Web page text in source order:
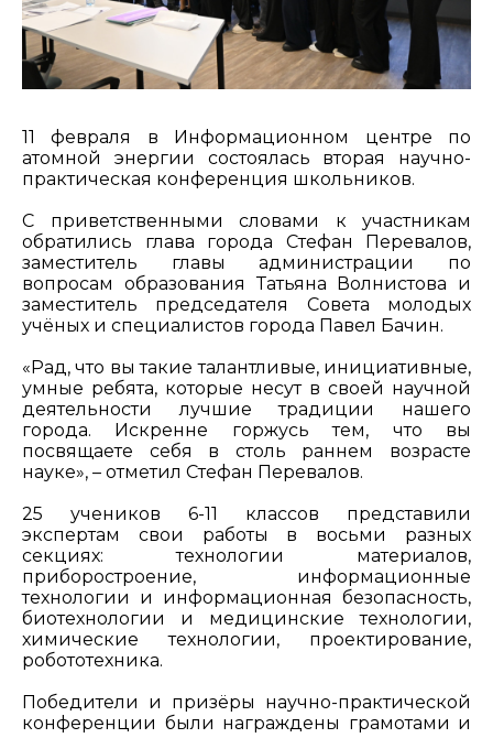
11 февраля в Информационном центре по
атомной энергии состоялась вторая научно-
практическая конференция школьников.
С приветственными словами к участникам
обратились глава города Стефан Перевалов,
заместитель главы администрации по
вопросам образования Татьяна Волнистова и
заместитель председателя Совета молодых
учёных и специалистов города Павел Бачин.
«Рад, что вы такие талантливые, инициативные,
умные ребята, которые несут в своей научной
деятельности лучшие традиции нашего
города. Искренне горжусь тем, что вы
посвящаете себя в столь раннем возрасте
науке», – отметил Стефан Перевалов.
25 учеников 6-11 классов представили
экспертам свои работы в восьми разных
секциях: технологии материалов,
приборостроение, информационные
технологии и информационная безопасность,
биотехнологии и медицинские технологии,
химические технологии, проектирование,
робототехника.
Победители и призёры научно-практической
конференции были награждены грамотами и